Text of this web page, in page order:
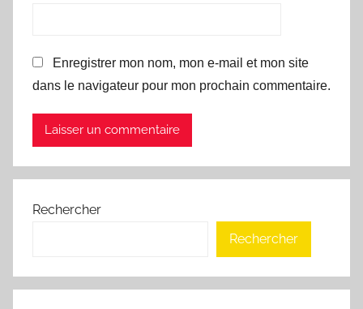
Enregistrer mon nom, mon e-mail et mon site
dans le navigateur pour mon prochain commentaire.
Rechercher
Rechercher